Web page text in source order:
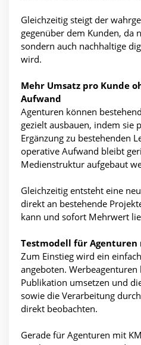
Gleichzeitig steigt der
gegenüber dem Kunden, da
sondern auch nachhaltige
wird.
Mehr Umsatz pro Kunde
Aufwand
Agenturen können
gezielt ausbauen, indem sie
Ergänzung zu bestehenden
operative Aufwand bleibt
Medienstruktur aufgebaut
Gleichzeitig entsteht eine
direkt an bestehende
kann und sofort Mehrwert
Testmodell für Agenturen
Zum Einstieg wird ein
angeboten.
Publikation umsetzen und
sowie die Verarbeitung
direkt beobachten.
Gerade für Agenturen mit